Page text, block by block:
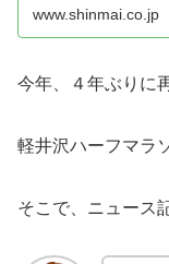
www.shinmai.co.jp
今年、４年ぶりに
軽井沢ハーフマラ
そこで、ニュース